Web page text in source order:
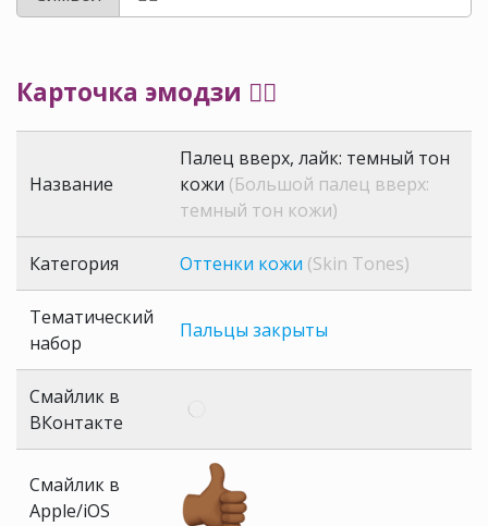
Карточка эмодзи 👍🏾
Название
Палец вверх, лайк: темный тон
кожи (Большой палец вверх:
темный тон кожи)
Категория Оттенки кожи (Skin Tones)
Тематический
набор
Пальцы закрыты
Смайлик в
ВКонтакте
Смайлик в
Apple/iOS